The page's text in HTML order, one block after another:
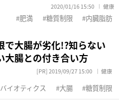
2020/01/16 15:50 健康
肥満 糖質制限 内臓脂肪
で大腸が劣化!?知らない
大腸との付き合い方
[PR] 2019/09/27 15:00 健康
イオティクス 大腸 糖質制限